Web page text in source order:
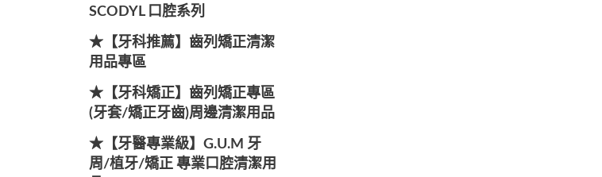
SCODYL 口腔系列
★【牙科推薦】齒列矯正清潔
用品專區
★【牙科矯正】齒列矯正專區
(牙套/矯正牙齒)周邊清潔用品
★【牙醫專業級】G.U.M 牙
周/植牙/矯正 專業口腔清潔用